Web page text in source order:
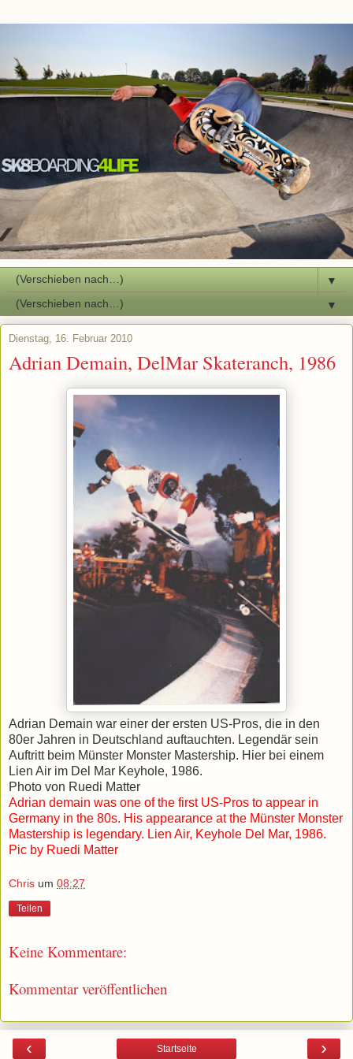
▼
▼
Dienstag, 16. Februar 2010
Adrian Demain, DelMar Skateranch, 1986
Adrian Demain war einer der ersten US-Pros, die in den
80er Jahren in Deutschland auftauchten. Legendär sein
Auftritt beim Münster Monster Mastership. Hier bei einem
Lien Air im Del Mar Keyhole, 1986.
Photo von Ruedi Matter
Adrian demain was one of the first US-Pros to appear in
Germany in the 80s. His appearance at the Münster Monster
Mastership is legendary. Lien Air, Keyhole Del Mar, 1986.
Pic by Ruedi Matter
Chris um 08:27
Teilen
Keine Kommentare:
Kommentar veröffentlichen
‹ ›
Startseite